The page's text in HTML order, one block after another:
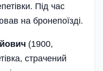
Під час
на бронепоїзді.
(1900,
страчений